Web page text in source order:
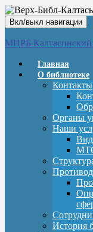
Вкл/выкл навигации
МЦРБ Калтасинский
Главная
О библиотеке
Контакты
Органы
Наши
МТО
История